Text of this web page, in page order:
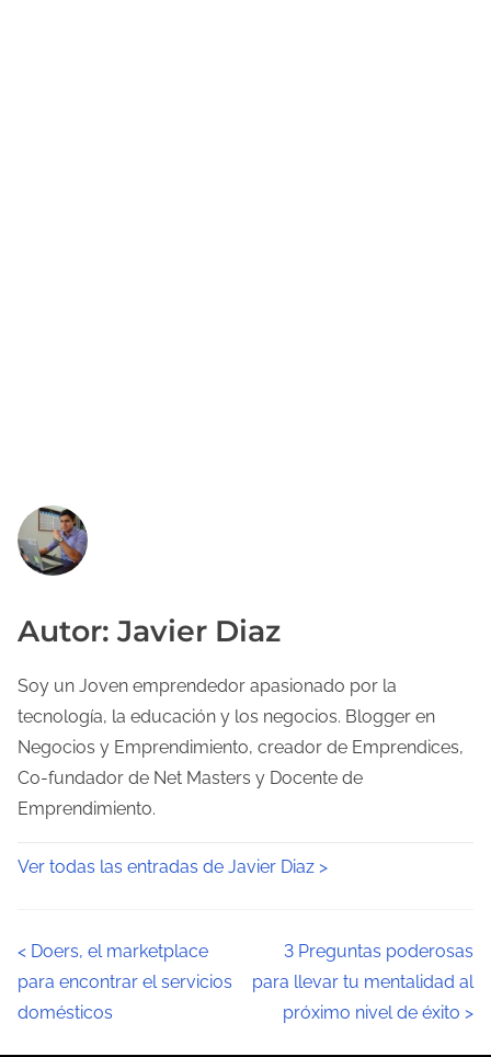
Autor: Javier Diaz
Soy un Joven emprendedor apasionado por la
tecnología, la educación y los negocios. Blogger en
Negocios y Emprendimiento, creador de Emprendices,
Co-fundador de Net Masters y Docente de
Emprendimiento.
Ver todas las entradas de Javier Diaz >
N
a
< Doers, el marketplace
para encontrar el servicios
domésticos
3 Preguntas poderosas
para llevar tu mentalidad al
próximo nivel de éxito >